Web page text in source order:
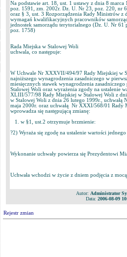
Na podstawie art. 18, ust. 1 ustawy z dnia 8
poz. 1591, zm. 2002r. Dz. U. Nr 23, poz. 220, nr
oraz § 3, ust. 3 Rozporządzenia Rady Ministrów z
wymagań kwalifikacyjnych pracowników
jednostek samorządu terytorialnego (Dz. U. Nr
poz. 1758)
Rada Miejska w Stalowej Woli
uchwala, co następuje:
W Uchwale Nr XXXVII/494/97 Rady Miejskiej w
najniższego wynagrodzenia zasadniczego w
miesięcznych stawek wynagrodzenia
Stalowej Woli oraz wyrażenia zgody na ustalenie
XLIII/577/98 Rady Miejskiej w Stalowej Woli z
w Stalowej Woli z dnia 26 lutego 1999r.,
maja 2000r. oraz uchwałą Nr XXXI/568/01 Rady
wprowadza się następującą zmianę:
1. w §1, ust.2 otrzymuje brzmienie:
?2) Wyraża się zgodę na ustalenie wartości
Wykonanie uchwały powierza się Prezydentowi
Uchwała wchodzi w życie z dniem podjęcia z
Autor: Administrator
Data: 2006-08-09
Rejestr zmian